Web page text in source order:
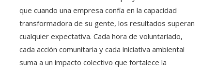
que cuando una empresa confía en la capacidad
transformadora de su gente, los resultados superan
cualquier expectativa. Cada hora de voluntariado,
cada acción comunitaria y cada iniciativa ambiental
suma a un impacto colectivo que fortalece la